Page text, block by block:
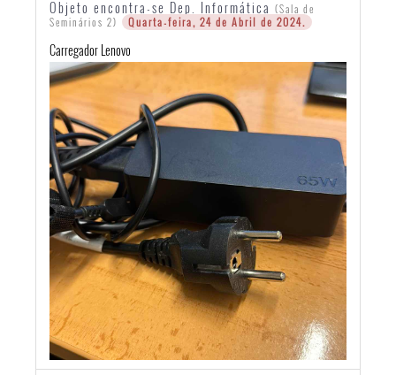
Objeto encontra-se Dep. Informática (Sala de
Seminários 2)
Quarta-feira, 24 de Abril de 2024.
Carregador Lenovo